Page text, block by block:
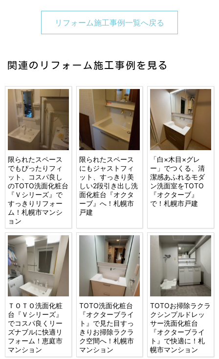
リフォーム施工事例一覧へ戻る
関連のリフォーム施工事例を見る
限られたスペース
でもぴったりフィ
ット、コスパ良し
のTOTO洗面化粧台
『Ｖシリーズ』で
すっきりリフォー
ム！札幌市マンシ
ョン
限られたスペース
にもジャストフィ
ット、すっきり美
しい2段引き出し洗
面化粧台『オクタ
ーブ』へ！札幌市
戸建
「白×木目×グレ
ー」でつくる、清
潔感あふれるモダ
ン洗面室をTOTO
『オクターブ』
で！札幌市戸建
ＴＯＴＯ洗面化粧
台『Ｖシリーズ』
でコスパ良くリー
ズナブルに快適リ
フォーム！恵庭市
マンション
TOTO洗面化粧台
『オクターブライ
ト』で見た目すっ
きりお掃除ラクラ
ク空間へ！札幌市
マンション
TOTOお掃除ラクラ
クシンプルドレッ
サー洗面化粧台
『オクターブライ
ト』で快適に！札
幌市マンション